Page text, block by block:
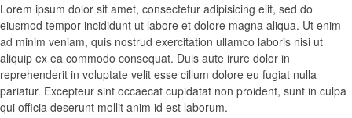
Lorem ipsum dolor sit amet, consectetur adipisicing elit, sed do
eiusmod tempor incididunt ut labore et dolore magna aliqua. Ut enim
ad minim veniam, quis nostrud exercitation ullamco laboris nisi ut
aliquip ex ea commodo consequat. Duis aute irure dolor in
reprehenderit in voluptate velit esse cillum dolore eu fugiat nulla
pariatur. Excepteur sint occaecat cupidatat non proident, sunt in culpa
qui officia deserunt mollit anim id est laborum.